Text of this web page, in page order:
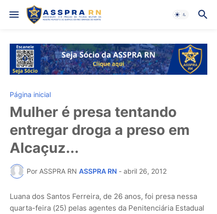
Página inicial
Mulher é presa tentando
entregar droga a preso em
Alcaçuz...
Por ASSPRA RN ASSPRA RN - abril 26, 2012
Luana dos Santos Ferreira, de 26 anos, foi presa nessa
quarta-feira (25) pelas agentes da Penitenciária Estadual